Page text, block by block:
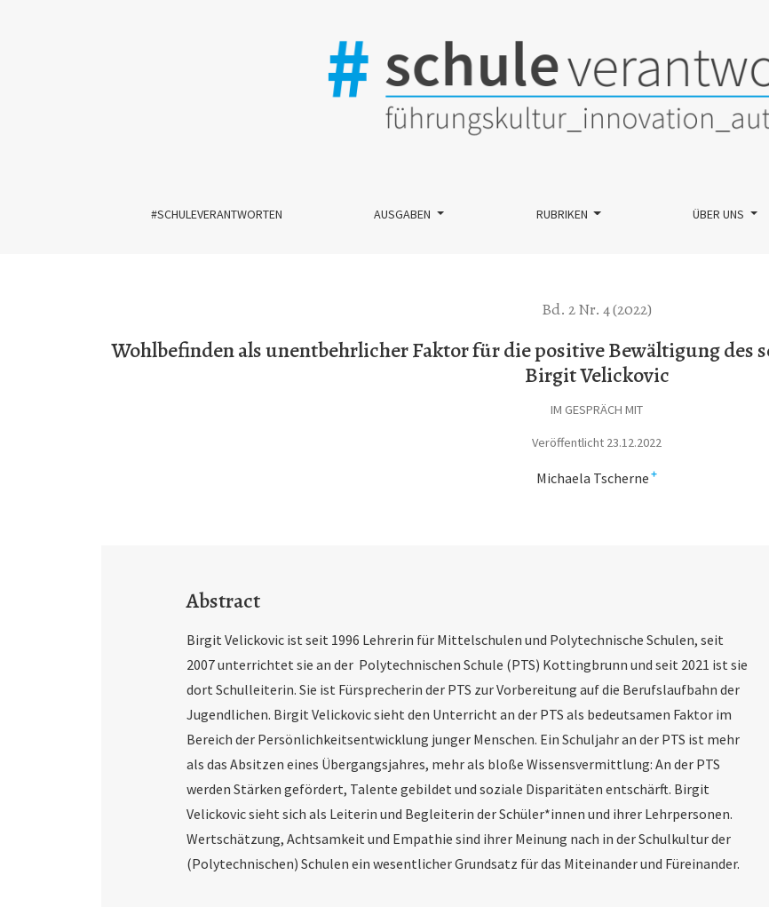
Wohlbefinden als unentbehrlicher Faktor für die positive Bewältigung des schulischen Alltags: Im Gespräch
#SCHULEVERANTWORTEN AUSGABEN RUBRIKEN ÜBER UNS
Bd. 2 Nr. 4 (2022)
Wohlbefinden als unentbehrlicher Faktor für die positive Bewältigung des
Birgit Velickovic
IM GESPRÄCH MIT
Veröffentlicht 23.12.2022
Michaela Tscherne +
Abstract
Birgit Velickovic ist seit 1996 Lehrerin für Mittelschulen und Polytechnische Schulen, seit
2007 unterrichtet sie an der Polytechnischen Schule (PTS) Kottingbrunn und seit 2021 ist sie
dort Schulleiterin. Sie ist Fürsprecherin der PTS zur Vorbereitung auf die Berufslaufbahn der
Jugendlichen. Birgit Velickovic sieht den Unterricht an der PTS als bedeutsamen Faktor im
Bereich der Persönlichkeitsentwicklung junger Menschen. Ein Schuljahr an der PTS ist mehr
als das Absitzen eines Übergangsjahres, mehr als bloße Wissensvermittlung: An der PTS
werden Stärken gefördert, Talente gebildet und soziale Disparitäten entschärft. Birgit
Velickovic sieht sich als Leiterin und Begleiterin der Schüler*innen und ihrer Lehrpersonen.
Wertschätzung, Achtsamkeit und Empathie sind ihrer Meinung nach in der Schulkultur der
(Polytechnischen) Schulen ein wesentlicher Grundsatz für das Miteinander und Füreinander.